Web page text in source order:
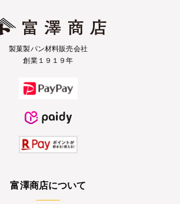
製菓製パン材料販売会社
創業１９１９年
富澤商店について